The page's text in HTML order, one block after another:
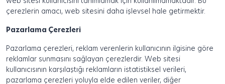
çerezlerin amacı, web sitesini daha işlevsel hale getirmektir.
Pazarlama Çerezleri
Pazarlama çerezleri, reklam verenlerin kullanıcının ilgisine göre
reklamlar sunmasını sağlayan çerezlerdir. Web sitesi
kullanıcısının karşılaştığı reklamların istatistiksel verileri,
pazarlama çerezleri yoluyla elde edilen veriler, diğer